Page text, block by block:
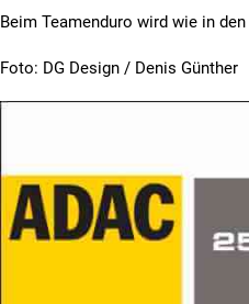
Beim Teamenduro wird wie in
Foto: DG Design / Denis Günther